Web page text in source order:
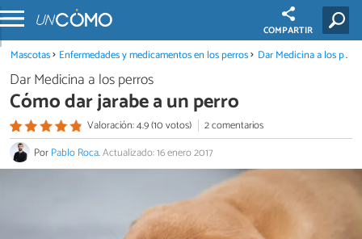
COMPARTIR
Mascotas Enfermedades y medicamentos en los perros Dar Medicina a los perros
Dar Medicina a los perros
Cómo dar jarabe a un perro
Valoración: 4.9 (10 votos)
2 comentarios
PorPablo Roca.Actualizado: 16 enero 2017